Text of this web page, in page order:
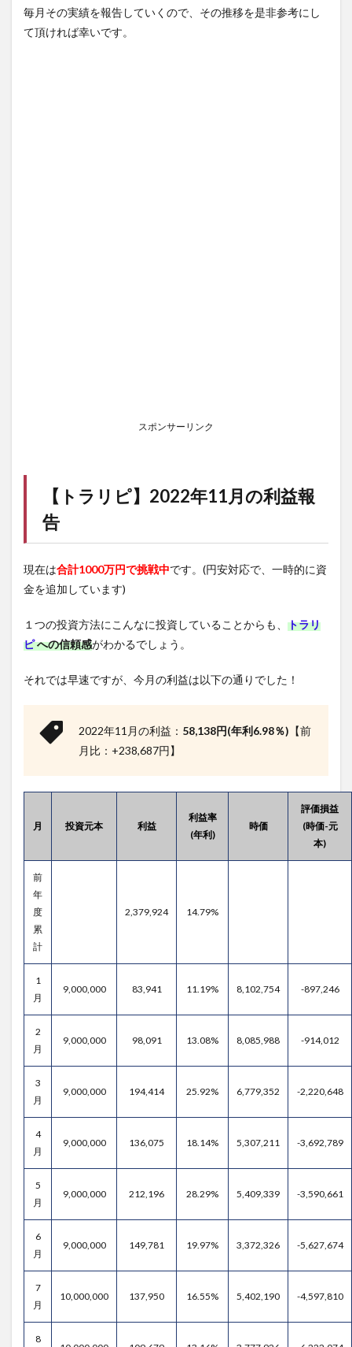
毎月その実績を報告していくので、その推移を是非参考にし
て頂ければ幸いです。
スポンサーリンク
【 トラリピ】2022年11月の利益報
告
現在は合計1000万円で挑戦中です。(円安対応で、一時的に資
金を追加しています)
１つの投資方法にこんなに投資していることからも、 トラリ
ピへの信頼感がわかるでしょう。
それでは早速ですが、今月の利益は以下の通りでした！
2022年11月の利益： 58,138円(年利6.98％) 【前
月比：+238,687円】
月 投資元本 利益
利益率
(年利)
時価
評価損益
(時価-元
本)
前
年
度
累
計
2,379,924 14.79%
1
月
9,000,000 83,941 11.19% 8,102,754 -897,246
2
月
9,000,000 98,091 13.08% 8,085,988 -914,012
3
月
9,000,000 194,414 25.92% 6,779,352 -2,220,648
4
月
9,000,000 136,075 18.14% 5,307,211 -3,692,789
5
月
9,000,000 212,196 28.29% 5,409,339 -3,590,661
6
月
9,000,000 149,781 19.97% 3,372,326 -5,627,674
7
月
10,000,000 137,950 16.55% 5,402,190 -4,597,810
8